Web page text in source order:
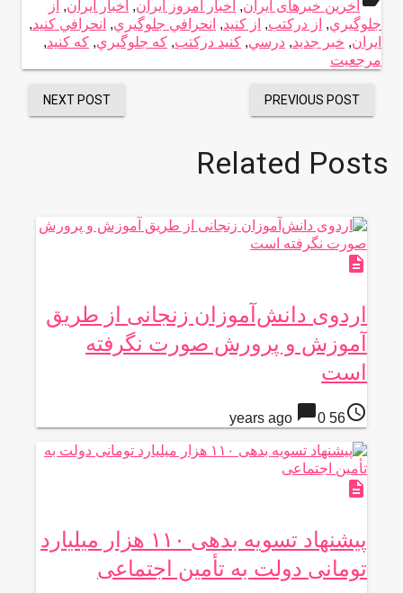
آخرین خبرهای ایران, اخبار امروز ایران, اخبار ایران, از
جلوگيري, از دركتب, از كنيد, انحرافي جلوگيري, انحرافي كنيد,
ایران, خبر جدید, درسي, كنيد دركتب, كه جلوگيري, كه كنيد,
مرجعيت
PREVIOUS POST
NEXT POST
Related Posts
description
اردوی دانش‌آموزان زنجانی از طریق
آموزش و پرورش صورت نگرفته
است
access_time
56 years ago
chat_bubble0
description
پیشنهاد تسویه‌ بدهی ۱۱۰ هزار میلیارد
تومانی‌ دولت‌ به‌ تأمین‌ اجتماعی